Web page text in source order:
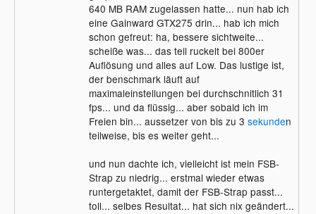
640 MB RAM zugelassen hatte... nun hab ich
eine Gainward GTX275 drin... hab ich mich
schon gefreut: ha, bessere sichtweite...
scheiße was... das teil ruckelt bei 800er
Auflösung und alles auf Low. Das lustige ist,
der benschmark läuft auf
maximaleinstellungen bei durchschnitlich 31
fps... und da flüssig... aber sobald ich im
Freien bin... aussetzer von bis zu 3 sekunden
teilweise, bis es weiter geht...
und nun dachte ich, vielleicht ist mein FSB-
Strap zu niedrig... erstmal wieder etwas
runtergetaktet, damit der FSB-Strap passt...
toll... selbes Resultat... hat sich nix geändert...